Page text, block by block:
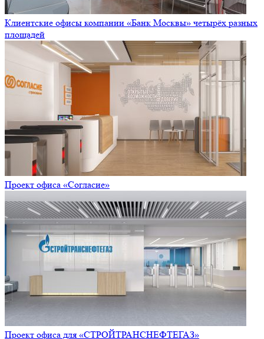
Клиентские офисы компании «Банк Москвы» четырёх разных
площадей
Проект офиса «Согласие»
Проект офиса для «СТРОЙТРАНСНЕФТЕГАЗ»